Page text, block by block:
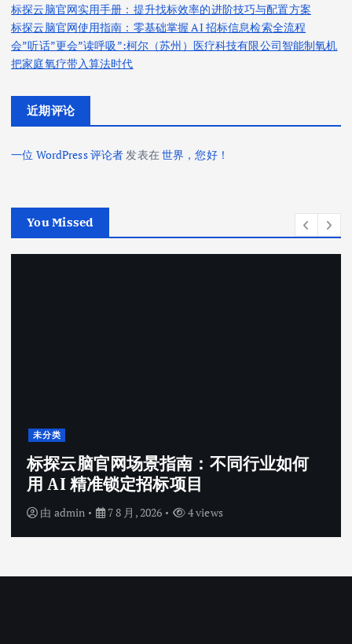
标探云脑官网实用手册：提升找标效率的进阶技巧与配置方案
标探云脑官网使用指南：零基础掌握 AI 招标信息检索全流程
会”听话”更会”读呼吸”:柯尔（苏州）医疗科技有限公司智能制氧机
把家庭氧疗带入算法时代
近期评论
一位 WordPress 评论者发表在世界，您好！
You Missed
未分类
标探云脑官网场景指南：不同行业如何
用 AI 精准锁定招标项目
由 admin 7 8 月, 2026 4 views